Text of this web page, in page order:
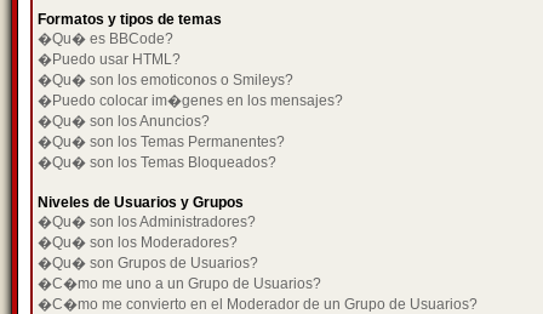
Formatos y tipos de temas
�Qu� es BBCode?
�Puedo usar HTML?
�Qu� son los emoticonos o Smileys?
�Puedo colocar im�genes en los mensajes?
�Qu� son los Anuncios?
�Qu� son los Temas Permanentes?
�Qu� son los Temas Bloqueados?
Niveles de Usuarios y Grupos
�Qu� son los Administradores?
�Qu� son los Moderadores?
�Qu� son Grupos de Usuarios?
�C�mo me uno a un Grupo de Usuarios?
�C�mo me convierto en el Moderador de un Grupo de Usuarios?